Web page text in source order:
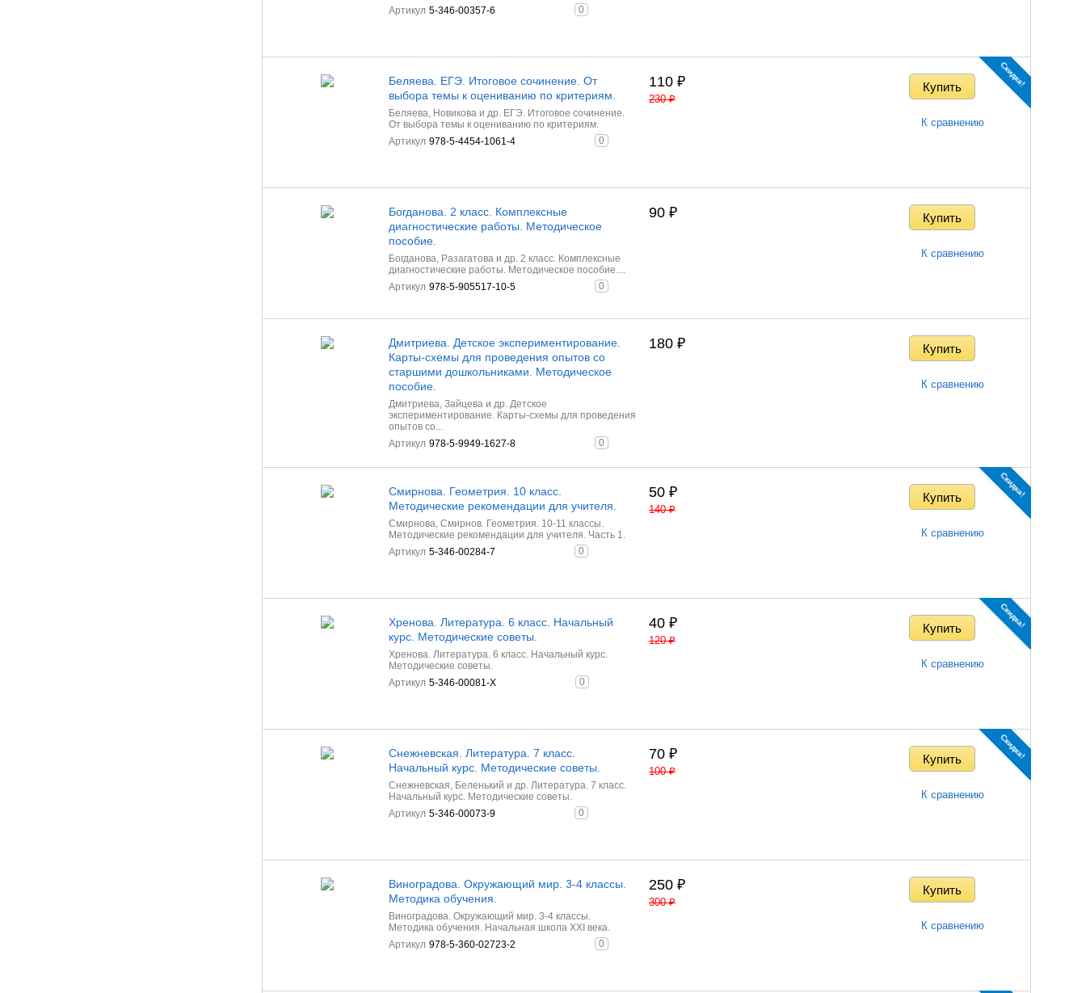
Артикул 5-346-00357-6 0
Скидка!
Беляева. ЕГЭ. Итоговое сочинение. От
выбора темы к оцениванию по критериям.
Беляева, Новикова и др. ЕГЭ. Итоговое сочинение.
От выбора темы к оцениванию по критериям.
Артикул 978-5-4454-1061-4 0
110 ₽
230₽
К сравнению
Богданова. 2 класс. Комплексные
диагностические работы. Методическое
пособие.
Богданова, Разагатова и др. 2 класс. Комплексные
диагностические работы. Методическое пособие....
Артикул 978-5-905517-10-5 0
90 ₽
К сравнению
Дмитриева. Детское экспериментирование.
Карты-схемы для проведения опытов со
старшими дошкольниками. Методическое
пособие.
Дмитриева, Зайцева и др. Детское
экспериментирование. Карты-схемы для проведения
опытов со...
Артикул 978-5-9949-1627-8 0
180 ₽
К сравнению
Скидка!
Смирнова. Геометрия. 10 класс.
Методические рекомендации для учителя.
Смирнова, Смирнов. Геометрия. 10-11 классы.
Методические рекомендации для учителя. Часть 1.
Артикул 5-346-00284-7 0
50 ₽
140₽
К сравнению
Скидка!
Хренова. Литература. 6 класс. Начальный
курс. Методические советы.
Хренова. Литература. 6 класс. Начальный курс.
Методические советы.
Артикул 5-346-00081-Х 0
40 ₽
120₽
К сравнению
Скидка!
Снежневская. Литература. 7 класс.
Начальный курс. Методические советы.
Снежневская, Беленький и др. Литература. 7 класс.
Начальный курс. Методические советы.
Артикул 5-346-00073-9 0
70 ₽
100₽
К сравнению
Виноградова. Окружающий мир. 3-4 классы.
Методика обучения.
Виноградова. Окружающий мир. 3-4 классы.
Методика обучения. Начальная школа XXI века.
Артикул 978-5-360-02723-2 0
250 ₽
300₽
К сравнению